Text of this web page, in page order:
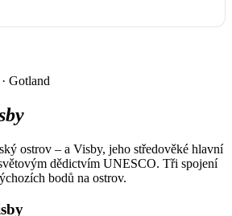
Gotland
ostrov – a Visby, jeho středověké hlavní
dědictvím UNESCO. Tři spojení
bodů na ostrov.